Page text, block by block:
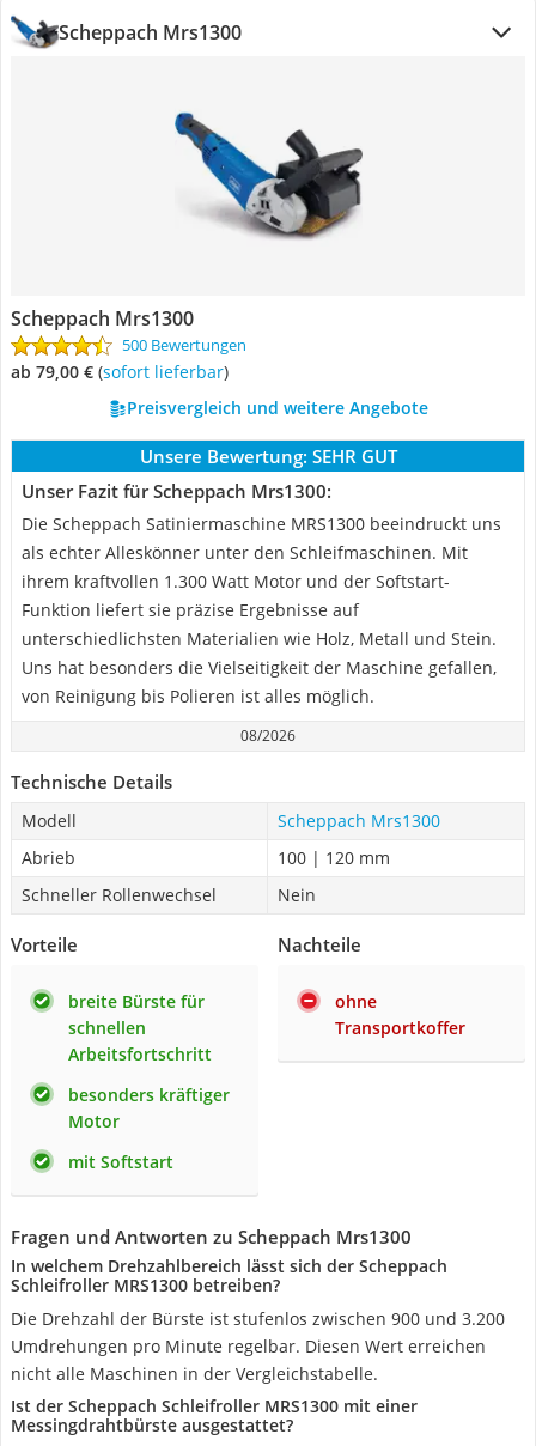
Scheppach Mrs1300
Scheppach Mrs1300
500 Bewertungen
ab 79,00 € ( Sofort lieferbar)
Preisvergleich und weitere Angebote
Unsere Bewertung: SEHR GUT
Unser Fazit für Scheppach Mrs1300:
Die Scheppach Satiniermaschine MRS1300 beeindruckt uns
als echter Alleskönner unter den Schleifmaschinen. Mit
ihrem kraftvollen 1.300 Watt Motor und der Softstart-
Funktion liefert sie präzise Ergebnisse auf
unterschiedlichsten Materialien wie Holz, Metall und Stein.
Uns hat besonders die Vielseitigkeit der Maschine gefallen,
von Reinigung bis Polieren ist alles möglich.
08/2026
Technische Details
Modell
Scheppach Mrs1300
Abrieb
100 | 120 mm
Schneller Rollenwechsel
Nein
Vorteile
breite Bürste für
schnellen
Arbeitsfortschritt
besonders kräftiger
Motor
mit Softstart
Nachteile
ohne
Transportkoffer
Fragen und Antworten zu Scheppach Mrs1300
In welchem Drehzahlbereich lässt sich der Scheppach
Schleifroller MRS1300 betreiben?
Die Drehzahl der Bürste ist stufenlos zwischen 900 und 3.200
Umdrehungen pro Minute regelbar. Diesen Wert erreichen
nicht alle Maschinen in der Vergleichstabelle.
Ist der Scheppach Schleifroller MRS1300 mit einer
Messingdrahtbürste ausgestattet?